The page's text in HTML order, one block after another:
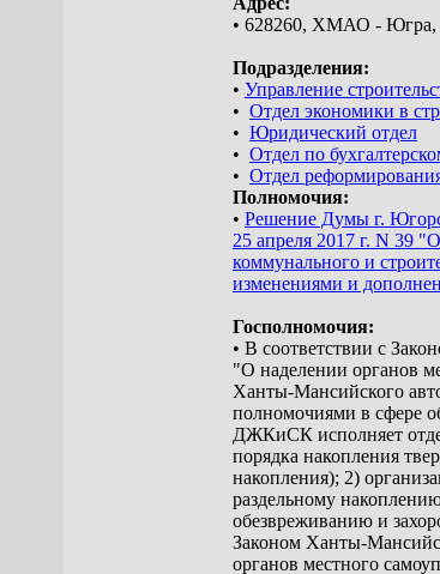
• 628260, ХМАО - Югра,
Подразделения:
• Управление
• Отдел экономики в
• Юридический отдел
• Отдел по
• Отдел
Полномочия:
• Решение Думы г.
25 апреля 2017 г. N 39
коммунального и
изменениями и
Госполномочия:
• В соответствии с
"О наделении органов
Ханты-Мансийского
полномочиями в сфере
ДЖКиСК исполняет
порядка накопления
накопления); 2)
раздельному
обезвреживанию и
Законом Ханты-
органов местного